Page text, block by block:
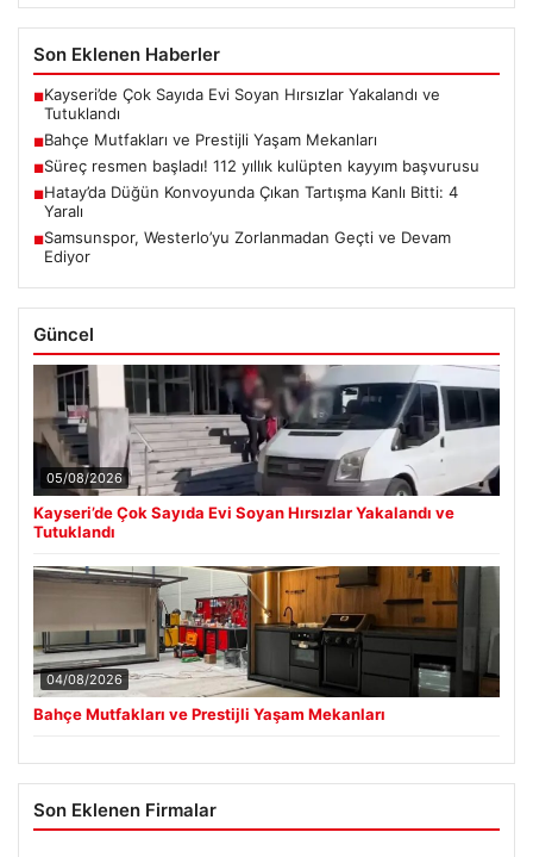
Son Eklenen Haberler
■Kayseri’de Çok Sayıda Evi Soyan Hırsızlar Yakalandı ve
Tutuklandı
■Bahçe Mutfakları ve Prestijli Yaşam Mekanları
■Süreç resmen başladı! 112 yıllık kulüpten kayyım başvurusu
■Hatay’da Düğün Konvoyunda Çıkan Tartışma Kanlı Bitti: 4
Yaralı
■Samsunspor, Westerlo’yu Zorlanmadan Geçti ve Devam
Ediyor
Güncel
05/08/2026
Kayseri’de Çok Sayıda Evi Soyan Hırsızlar Yakalandı ve
Tutuklandı
04/08/2026
Bahçe Mutfakları ve Prestijli Yaşam Mekanları
Son Eklenen Firmalar